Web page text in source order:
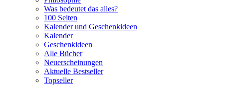
Was bedeutet das alles?
100 Seiten
Kalender und Geschenkideen
Kalender
Geschenkideen
Alle Bücher
Neuerscheinungen
Aktuelle Bestseller
Topseller